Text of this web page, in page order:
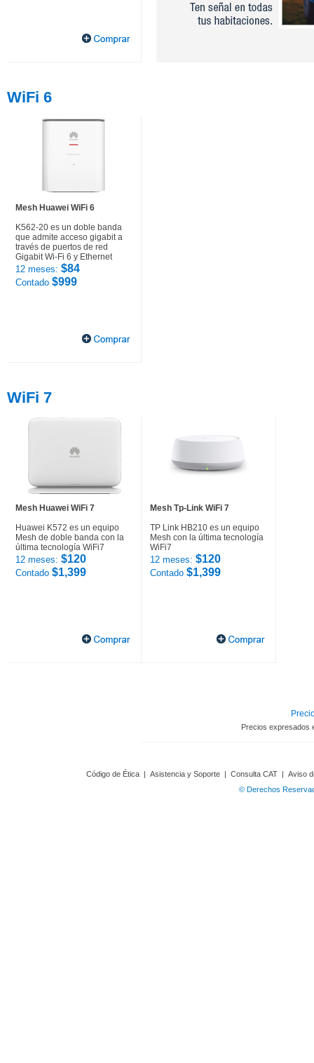
WiFi 6
Mesh Huawei WiFi 6
K562-20 es un doble banda
que admite acceso gigabit a
través de puertos de red
Gigabit Wi-Fi 6 y Ethernet
12 meses: $84
Contado $999
WiFi 7
Mesh Huawei WiFi 7
Huawei K572 es un equipo
Mesh de doble banda con la
última tecnología WiFi7
12 meses: $120
Contado $1,399
Mesh Tp-Link WiFi 7
TP Link HB210 es un equipo
Mesh con la última tecnología
WiFi7
12 meses: $120
Contado $1,399
Precios expresados
Código de Ética | Asistencia y Soporte | Consulta CAT | Aviso
© Derechos